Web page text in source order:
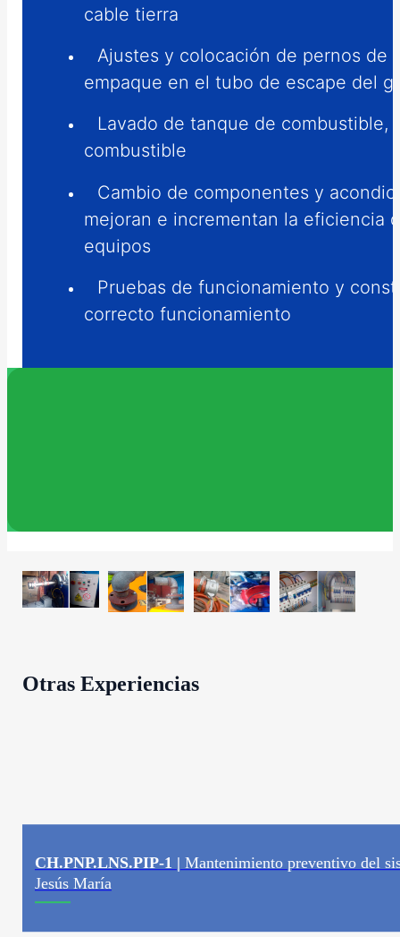
cable tierra
Ajustes y colocación de pernos de
empaque en el tubo de escape del
Lavado de tanque de combustible,
combustible
Cambio de componentes y
mejoran e incrementan la eficiencia
equipos
Pruebas de funcionamiento y
correcto funcionamiento
Otras Experiencias
CH.PNP.LNS.PIP-1 | Mantenimiento preventivo del
Jesús María